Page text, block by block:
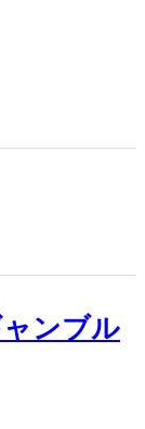
ンブル